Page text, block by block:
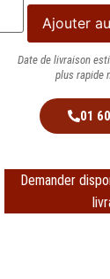
Ajouter
Date de livraison
plus rapide
01
Demander